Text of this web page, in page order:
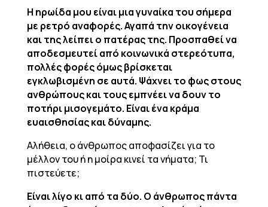
Η ηρωίδα μου είναι μια γυναίκα του σήμερα
με ρετρό αναφορές. Αγαπά την οικογένεια
και της λείπει ο πατέρας της. Προσπαθεί να
αποδεσμευτεί από κοινωνικά στερεότυπα,
πολλές φορές όμως βρίσκεται
εγκλωβισμένη σε αυτά. Ψάχνει το φως στους
ανθρώπους και τους εμπνέει να δουν το
ποτήρι μισογεμάτο. Είναι ένα κράμα
ευαισθησίας και δύναμης.
Αλήθεια, ο άνθρωπος αποφασίζει για το
μέλλον του ή η μοίρα κινεί τα νήματα; Τι
πιστεύετε;
Είναι λίγο κι από τα δύο. Ο άνθρωπος πάντα